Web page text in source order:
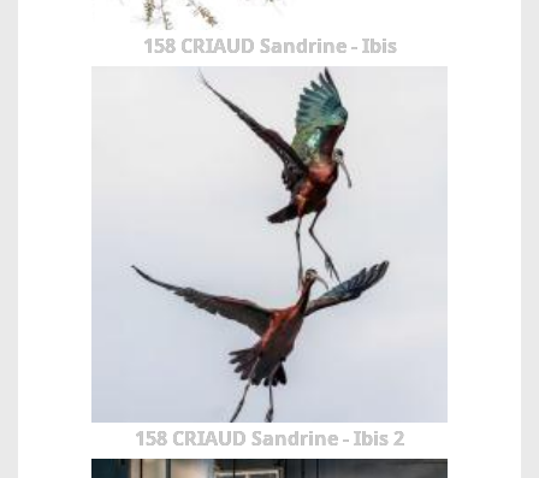
158 CRIAUD Sandrine - Ibis
158 CRIAUD Sandrine - Ibis 2